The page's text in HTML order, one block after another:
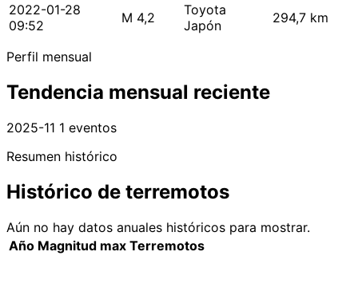
2022-01-28
09:52
M 4,2
Toyota
Japón
294,7 km
Perfil mensual
Tendencia mensual reciente
2025-11 1 eventos
Resumen histórico
Histórico de terremotos
Aún no hay datos anuales históricos para mostrar.
Año Magnitud max Terremotos